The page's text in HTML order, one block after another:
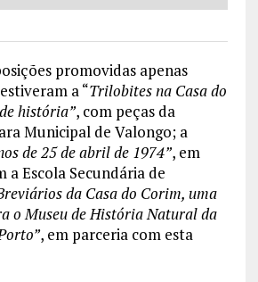
promovidas apenas
a “Trilobites na Casa do
história”, com peças da
Municipal de Valongo; a
de 25 de abril de 1974”, em
a Escola Secundária de
da Casa do Corim, uma
o Museu de História Natural da
, em parceria com esta